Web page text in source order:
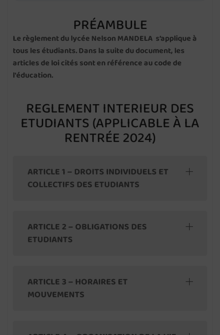
PRÉAMBULE
Le règlement du lycée Nelson MANDELA s’applique à
tous les étudiants. Dans la suite du document, les
articles de loi cités sont en référence au code de
l'éducation.
REGLEMENT INTERIEUR DES
ETUDIANTS (APPLICABLE À LA
RENTRÉE 2024)
ARTICLE 1 – DROITS INDIVIDUELS ET
COLLECTIFS DES ETUDIANTS
ARTICLE 2 – OBLIGATIONS DES
ETUDIANTS
ARTICLE 3 – HORAIRES ET
MOUVEMENTS